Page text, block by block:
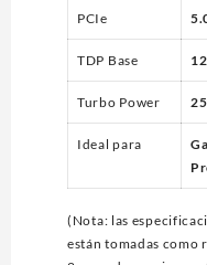
PCIe
TDP Base
Turbo Power
Ideal para
( Nota: las
están tomadas como